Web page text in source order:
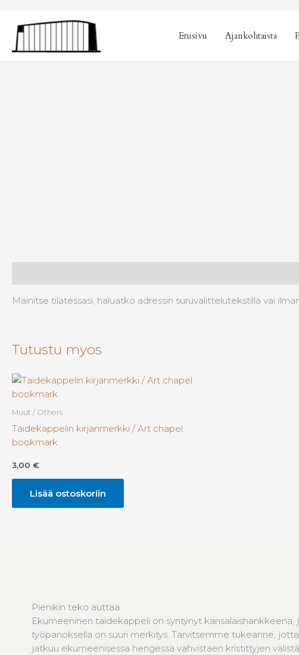
Etusivu Ajankohtaista
Mainitse tilatessasi, haluatko adressin suruvalittelutekstillä vai
Tutustu myös
Muut / Others
Taidekappelin kirjanmerkki / Art chapel
bookmark
3,00 €
Lisää ostoskoriin
Pienikin teko auttaa
Ekumeeninen taidekappeli on syntynyt kansalaishankkeena,
työpanoksella on suuri merkitys. Tarvitsemme tukeanne,
jatkuu ekumeenisessa hengessä vahvistaen kristittyjen